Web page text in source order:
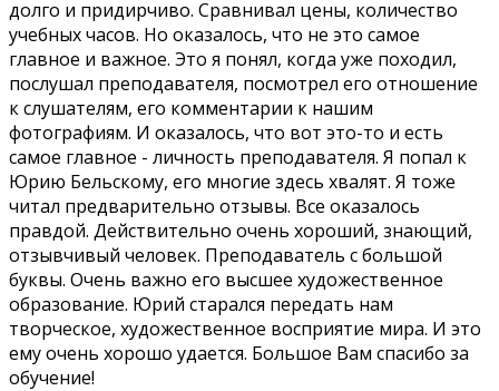
долго и придирчиво. Сравнивал цены, количество
учебных часов. Но оказалось, что не это самое
главное и важное. Это я понял, когда уже походил,
послушал преподавателя, посмотрел его отношение
к слушателям, его комментарии к нашим
фотографиям. И оказалось, что вот это-то и есть
самое главное - личность преподавателя. Я попал к
Юрию Бельскому, его многие здесь хвалят. Я тоже
читал предварительно отзывы. Все оказалось
правдой. Действительно очень хороший, знающий,
отзывчивый человек. Преподаватель с большой
буквы. Очень важно его высшее художественное
образование. Юрий старался передать нам
творческое, художественное восприятие мира. И это
ему очень хорошо удается. Большое Вам спасибо за
обучение!